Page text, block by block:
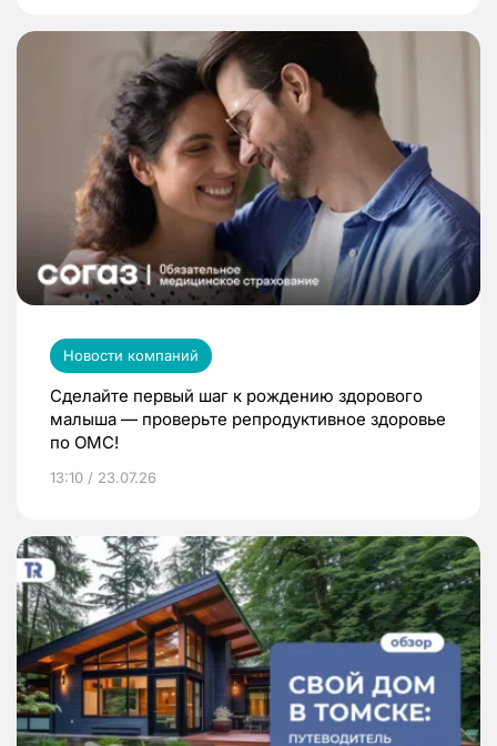
Новости компаний
Сделайте первый шаг к рождению здорового
малыша — проверьте репродуктивное здоровье
по ОМС!
13:10 / 23.07.26